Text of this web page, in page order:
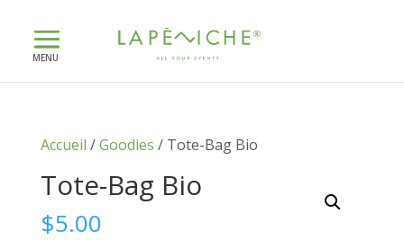
Accueil /Goodies / Tote-Bag Bio
Tote-Bag Bio
$5.00